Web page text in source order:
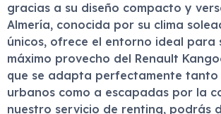
gracias a su diseño compacto y
Almería, conocida por su clima
únicos, ofrece el entorno ideal para
máximo provecho del Renault
que se adapta perfectamente
urbanos como a escapadas por la
nuestro servicio de renting, podrás